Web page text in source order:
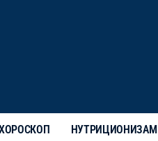
НУТРИЦИОНИЗАМ